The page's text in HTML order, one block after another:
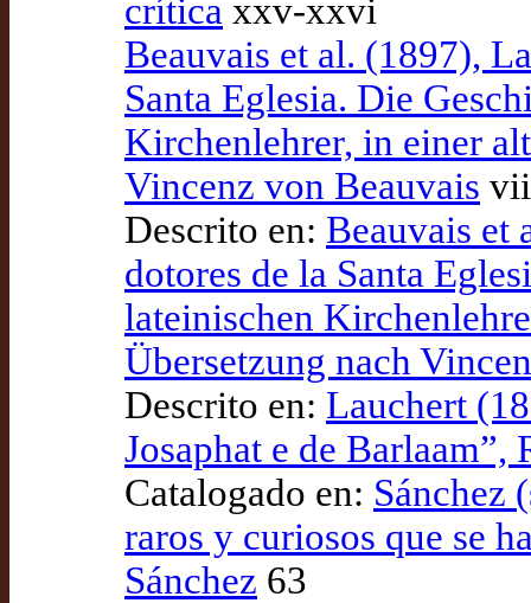
crítica xxv-xxvi
Beauvais et al. (1897),
Santa Eglesia. Die
Kirchenlehrer, in einer
Vincenz von Beauvais vii
Descrito en: Beauvais et
dotores de la Santa
lateinischen
Übersetzung nach
Descrito en: Lauchert
Josaphat e de Barlaam”,
Catalogado en: Sánchez
raros y curiosos que se
Sánchez 63